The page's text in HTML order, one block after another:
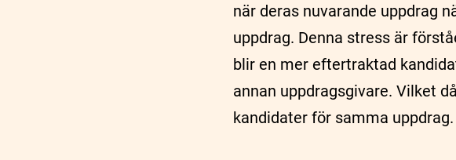
när deras nuvarande uppdrag
uppdrag. Denna stress är
blir en mer eftertraktad
annan uppdragsgivare. Vilket
kandidater för samma uppdrag.